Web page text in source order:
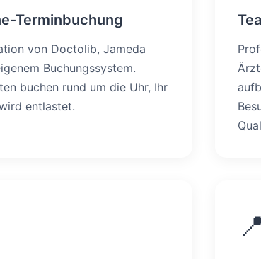
Terminbuchung
von Doctolib, Jameda
Buchungssystem.
buchen rund um die Uhr, Ihr
entlastet.